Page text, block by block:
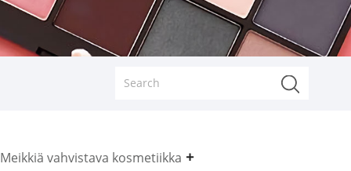
Meikkiä vahvistava kosmetiikka